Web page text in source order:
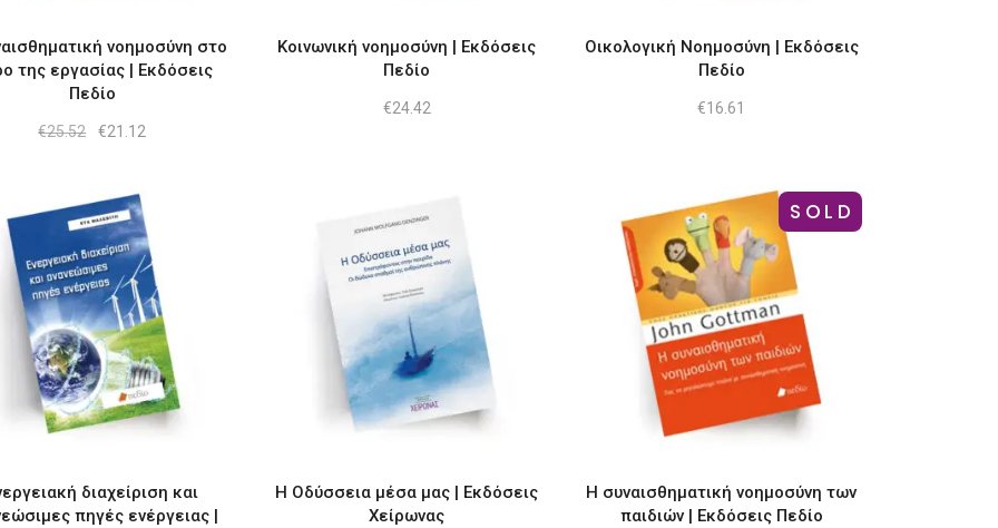
νοημοσύνη στο
της εργασίας | Εκδόσεις
Πεδίο
€25.52
Original
€21.12
Κοινωνική νοημοσύνη | Εκδόσεις
Πεδίο
€24.42
Οικολογική Νοημοσύνη | Εκδόσεις
Πεδίο
€16.61
διαχείριση και
πηγές ενέργειας |
Η Οδύσσεια μέσα μας | Εκδόσεις
Χείρωνας
SOLD
Η συναισθηματική νοημοσύνη των
παιδιών | Εκδόσεις Πεδίο